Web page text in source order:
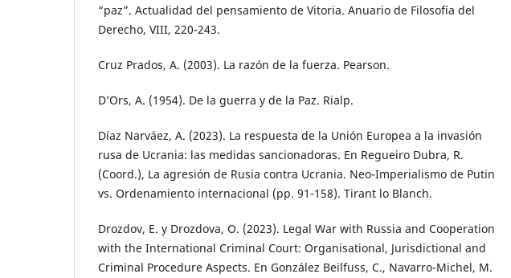
“paz”. Actualidad del pensamiento de Vitoria. Anuario de Filosofía del
Derecho, VIII, 220-243.
Cruz Prados, A. (2003). La razón de la fuerza. Pearson.
D’Ors, A. (1954). De la guerra y de la Paz. Rialp.
Díaz Narváez, A. (2023). La respuesta de la Unión Europea a la invasión
rusa de Ucrania: las medidas sancionadoras. En Regueiro Dubra, R.
(Coord.), La agresión de Rusia contra Ucrania. Neo-Imperialismo de Putin
vs. Ordenamiento internacional (pp. 91-158). Tirant lo Blanch.
Drozdov, E. y Drozdova, O. (2023). Legal War with Russia and Cooperation
with the International Criminal Court: Organisational, Jurisdictional and
Criminal Procedure Aspects. En González Beilfuss, C., Navarro-Michel, M.